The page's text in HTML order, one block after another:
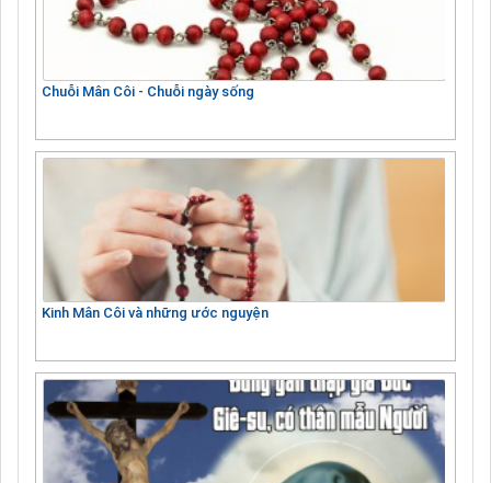
Chuỗi Mân Côi - Chuỗi ngày sống
Kinh Mân Côi và những ước nguyện